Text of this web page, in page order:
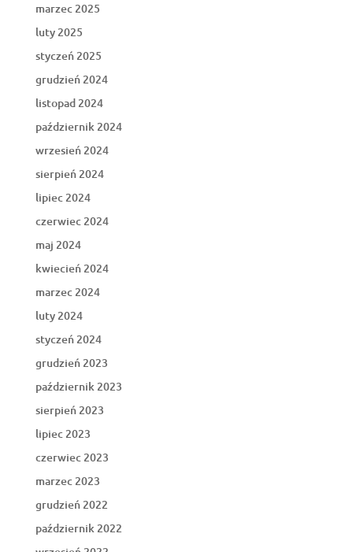
marzec 2025
luty 2025
styczeń 2025
grudzień 2024
listopad 2024
październik 2024
wrzesień 2024
sierpień 2024
lipiec 2024
czerwiec 2024
maj 2024
kwiecień 2024
marzec 2024
luty 2024
styczeń 2024
grudzień 2023
październik 2023
sierpień 2023
lipiec 2023
czerwiec 2023
marzec 2023
grudzień 2022
październik 2022